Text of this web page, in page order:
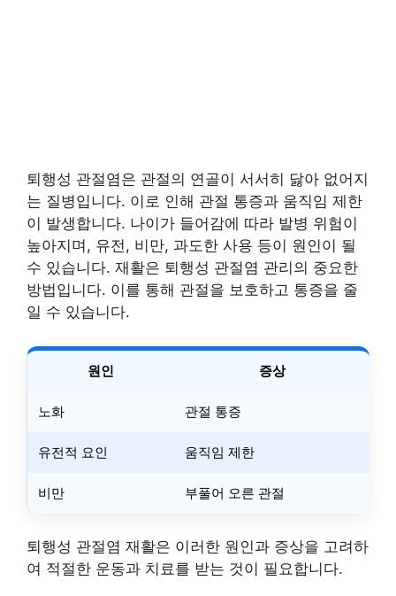
퇴행성 관절염은 관절의 연골이 서서히 닳아 없어지
는 질병입니다. 이로 인해 관절 통증과 움직임 제한
이 발생합니다. 나이가 들어감에 따라 발병 위험이
높아지며, 유전, 비만, 과도한 사용 등이 원인이 될
수 있습니다. 재활은 퇴행성 관절염 관리의 중요한
방법입니다. 이를 통해 관절을 보호하고 통증을 줄
일 수 있습니다.
원인 증상
노화 관절 통증
유전적 요인 움직임 제한
비만 부풀어 오른 관절
퇴행성 관절염 재활은 이러한 원인과 증상을 고려하
여 적절한 운동과 치료를 받는 것이 필요합니다.